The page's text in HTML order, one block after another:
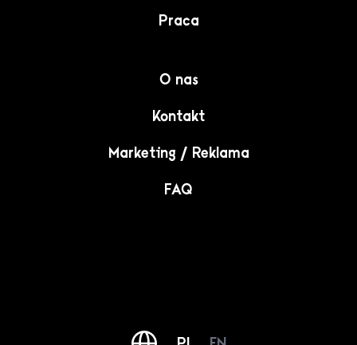
Praca
O nas
Kontakt
Marketing / Reklama
FAQ